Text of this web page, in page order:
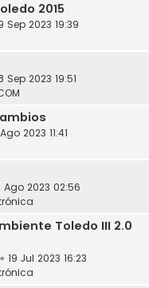
2015
Sep 2023 19:39
Sep 2023 19:51
2023 11:41
Ago 2023 02:56
Toledo III 2.0
« 19 Jul 2023 16:23